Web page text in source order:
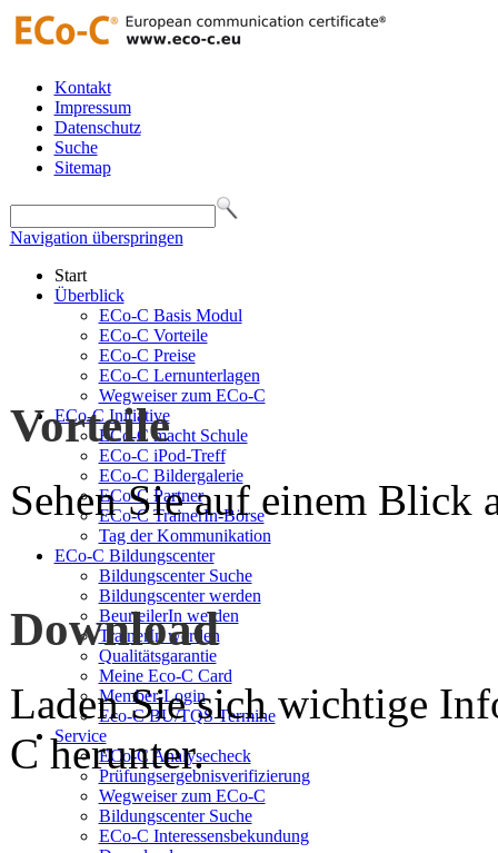
Kontakt
Impressum
Datenschutz
Suche
Sitemap
Navigation überspringen
Start
Überblick
ECo-C Basis Modul
ECo-C Vorteile
ECo-C Preise
ECo-C Lernunterlagen
Wegweiser zum ECo-C
ECo-C Initiative
ECo-C macht Schule
ECo-C iPod-Treff
ECo-C Bildergalerie
ECo-C Partner
ECo-C TrainerIn-Börse
Tag der Kommunikation
ECo-C Bildungscenter
Bildungscenter Suche
Bildungscenter werden
BeurteilerIn werden
TrainerIn werden
Qualitätsgarantie
Meine Eco-C Card
Member-Login
Eco-C BU/TQS Termine
Service
ECo-C Analysecheck
Prüfungsergebnisverifizierung
Wegweiser zum ECo-C
Bildungscenter Suche
ECo-C Interessensbekundung
Vorteile
Sehen Sie auf einem Blick
Download
Laden Sie sich wichtige
C herunter.